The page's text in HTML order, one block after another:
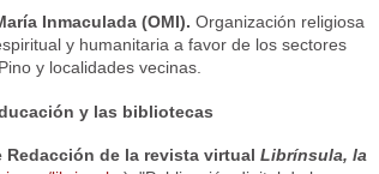
Inmaculada (OMI). Organización religiosa
y humanitaria a favor de los sectores
y localidades vecinas.
y las bibliotecas
Redacción de la revista virtual Librínsula, la